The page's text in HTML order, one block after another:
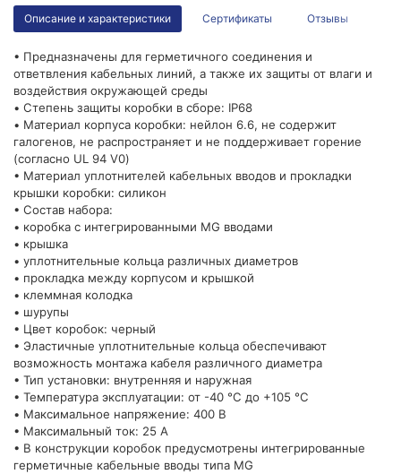
Описание и характеристики Сертификаты Отзывы
• Предназначены для герметичного соединения и
ответвления кабельных линий, а также их защиты от влаги и
воздействия окружающей среды
• Cтепень защиты коробки в сборе: IP68
• Материал корпуса коробки: нейлон 6.6, не содержит
галогенов, не распространяет и не поддерживает горение
(согласно UL 94 V0)
• Материал уплотнителей кабельных вводов и прокладки
крышки коробки: силикон
• Состав набора:
• коробка с интегрированными MG вводами
• крышка
• уплотнительные кольца различных диаметров
• прокладка между корпусом и крышкой
• клеммная колодка
• шурупы
• Цвет коробок: черный
• Эластичные уплотнительные кольца обеспечивают
возможность монтажа кабеля различного диаметра
• Тип установки: внутренняя и наружная
• Температура эксплуатации: от -40 °C до +105 °C
• Максимальное напряжение: 400 В
• Максимальный ток: 25 А
• В конструкции коробок предусмотрены интегрированные
герметичные кабельные вводы типа MG